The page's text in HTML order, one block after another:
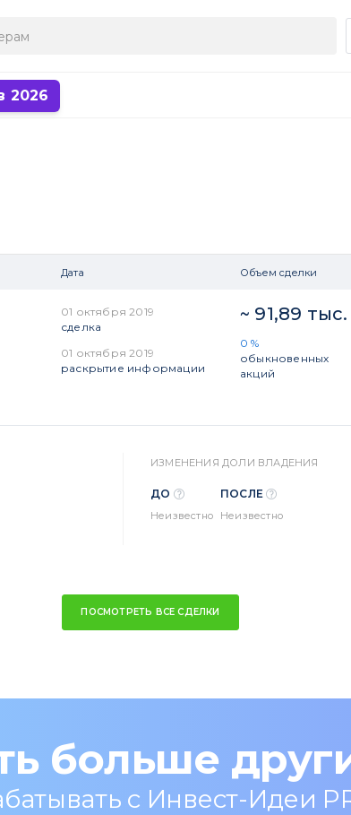
2026
Дата Объем сделки
01 октября 2019
сделка
01 октября 2019
раскрытие информации
~ 91,89 тыс.
0 %
обыкновенных
акций
ИЗМЕНЕНИЯ ДОЛИ ВЛАДЕНИЯ
ДО
Неизвестно
ПОСЛЕ
Неизвестно
ПОСМОТРЕТЬ ВСЕ СДЕЛКИ
больше
с Инвест-Идеи